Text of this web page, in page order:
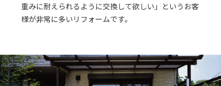
重みに耐えられるように交換して欲しい」というお客
様が非常に多いリフォームです。